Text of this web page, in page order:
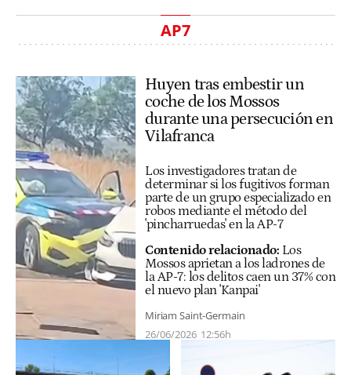
AP7
Huyen tras embestir un
coche de los Mossos
durante una persecución en
Vilafranca
Los investigadores tratan de
determinar si los fugitivos forman
parte de un grupo especializado en
robos mediante el método del
'pincharruedas' en la AP-7
Contenido relacionado: Los
Mossos aprietan a los ladrones de
la AP-7: los delitos caen un 37% con
el nuevo plan 'Kanpai'
Miriam Saint-Germain
26/06/2026 12:56h